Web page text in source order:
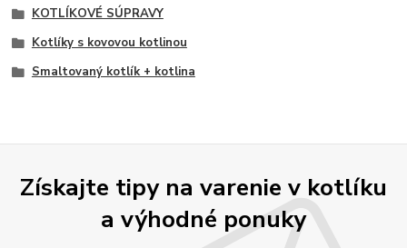
KOTLÍKOVÉ SÚPRAVY
Kotlíky s kovovou kotlinou
Smaltovaný kotlík + kotlina
Získajte tipy na varenie v kotlíku
a výhodné ponuky